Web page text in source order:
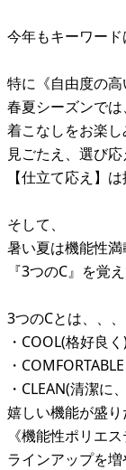
今年もキーワード
特に《自由度の
春夏シーズンで
着こなしをお楽し
見ごたえ、選び応
【仕立て応え】は
そして、
暑い夏は機能性満
『3つのC』を覚
3つのCとは、、、
・COOL(格好良
・
・CLEAN(清潔に
嬉しい機能が盛り
《機能性ポリエ
ラインアップを増